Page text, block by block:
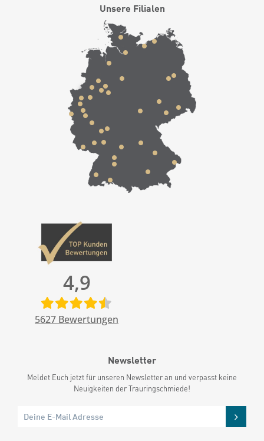
Unsere Filialen
4,9
5627 Bewertungen
Newsletter
Meldet Euch jetzt für unseren Newsletter an und verpasst keine
Neuigkeiten der Trauringschmiede!